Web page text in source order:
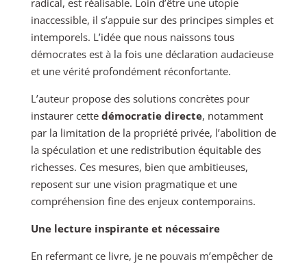
radical, est réalisable. Loin d’être une utopie
inaccessible, il s’appuie sur des principes simples et
intemporels. L’idée que nous naissons tous
démocrates est à la fois une déclaration audacieuse
et une vérité profondément réconfortante.
L’auteur propose des solutions concrètes pour
instaurer cette démocratie directe, notamment
par la limitation de la propriété privée, l’abolition de
la spéculation et une redistribution équitable des
richesses. Ces mesures, bien que ambitieuses,
reposent sur une vision pragmatique et une
compréhension fine des enjeux contemporains.
Une lecture inspirante et nécessaire
En refermant ce livre, je ne pouvais m’empêcher de